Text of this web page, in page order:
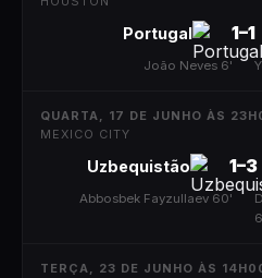
Portugal 1–1
João Neves 6' |
QUARTA, 17 DE JUNHO ÀS
MEXICO CITY
Uzbequistão 1–3
Abbosbek Fayzullaev 60' |
TERÇA, 23 DE JUNHO ÀS